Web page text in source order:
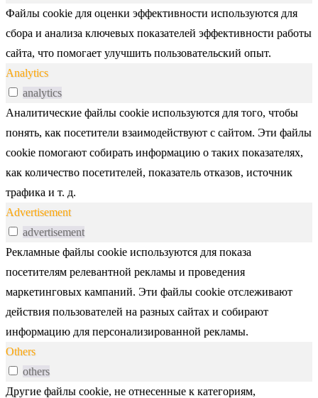
Файлы cookie для оценки эффективности используются для
сбора и анализа ключевых показателей эффективности работы
сайта, что помогает улучшить пользовательский опыт.
Analytics
analytics
Аналитические файлы cookie используются для того, чтобы
понять, как посетители взаимодействуют с сайтом. Эти файлы
cookie помогают собирать информацию о таких показателях,
как количество посетителей, показатель отказов, источник
трафика и т. д.
Advertisement
advertisement
Рекламные файлы cookie используются для показа
посетителям релевантной рекламы и проведения
маркетинговых кампаний. Эти файлы cookie отслеживают
действия пользователей на разных сайтах и собирают
информацию для персонализированной рекламы.
Others
others
Другие файлы cookie, не отнесенные к категориям,